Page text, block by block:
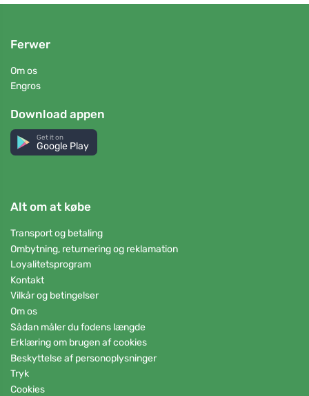
Ferwer
Om os
Engros
Download appen
Get it on
Google Play
Alt om at købe
Transport og betaling
Ombytning, returnering og reklamation
Loyalitetsprogram
Kontakt
Vilkår og betingelser
Om os
Sådan måler du fodens længde
Erklæring om brugen af cookies
Beskyttelse af personoplysninger
Tryk
Cookies